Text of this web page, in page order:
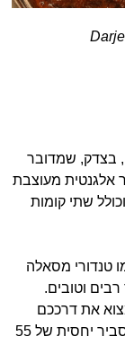
בצדק, שמדובר
אלגנטית מעוצבת
שתי קומות
טנדורי מסאלה
וטובים.
את דרככם
בתפריט. בצהריים יש תפריט טעימות במחיר סביר יחסית של 55